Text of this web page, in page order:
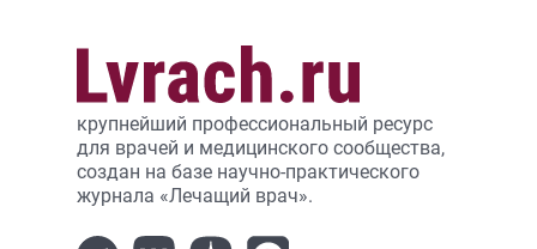
крупнейший профессиональный ресурс
для врачей и медицинского сообщества,
создан на базе научно-практического
журнала «Лечащий врач».